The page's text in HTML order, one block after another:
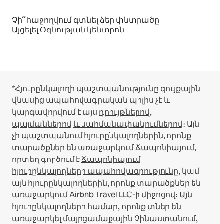
Չի՞ հաջողվում գտնել ձեր փնտրածը
Այցելել Օգնության կենտրոն
*Հյուրընկալողի պաշտպանությունը գույքային
վնասից ապահովագրական պոլիս չէ և
կարգավորվում է այս դրույթներով,
պայմաններով և սահմանափակումներով։ Այն
չի պաշտպանում հյուրընկալողներին, որոնք
տարածքներ են առաջարկում Ճապոնիայում,
որտեղ գործում էՃապոնիայում
հյուրընկալողների ապահովագրությունը, կամ
այն հյուրընկալողներին, որոնք տարածքներ են
առաջարկում Airbnb Travel LLC-ի միջոցով։ Այն
հյուրընկալողների համար, որոնք տներ են
առաջարկել մայրցամաքային Չինաստանում,